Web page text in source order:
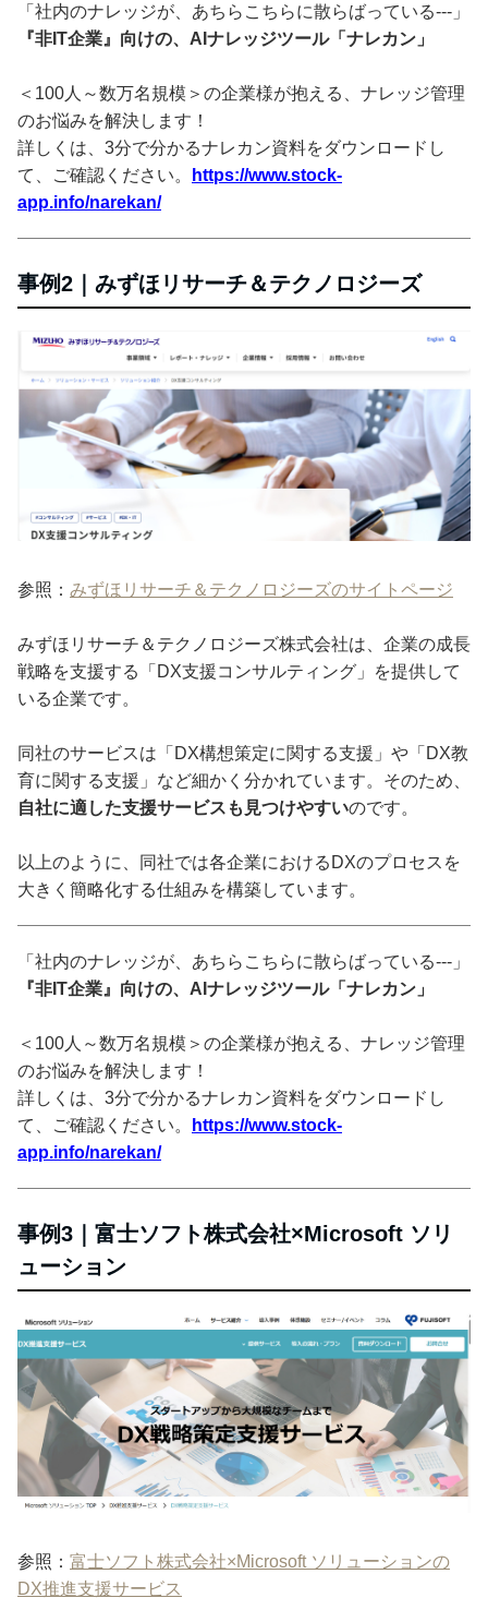
「社内のナレッジが、あちらこちらに散らばっている---」
『非IT企業』向けの、AIナレッジツール「ナレカン」
＜100人～数万名規模＞の企業様が抱える、ナレッジ管理
のお悩みを解決します！
詳しくは、3分で分かるナレカン資料をダウンロードし
て、ご確認ください。
https://www.stock-
app.info/narekan/
事例2｜みずほリサーチ＆テクノロジーズ
参照： みずほリサーチ＆テクノロジーズのサイトページ
みずほリサーチ＆テクノロジーズ株式会社は、企業の成長
戦略を支援する「DX支援コンサルティング」を提供して
いる企業です。
同社のサービスは「DX構想策定に関する支援」や「DX教
育に関する支援」など細かく分かれています。そのため、
自社に適した支援サービスも見つけやすいのです。
以上のように、同社では各企業におけるDXのプロセスを
大きく簡略化する仕組みを構築しています。
「社内のナレッジが、あちらこちらに散らばっている---」
『非IT企業』向けの、AIナレッジツール「ナレカン」
＜100人～数万名規模＞の企業様が抱える、ナレッジ管理
のお悩みを解決します！
詳しくは、3分で分かるナレカン資料をダウンロードし
て、ご確認ください。
https://www.stock-
app.info/narekan/
事例3｜富士ソフト株式会社×Microsoft ソリ
ューション
参照： 富士ソフト株式会社×Microsoft ソリューションの
DX推進支援サービス